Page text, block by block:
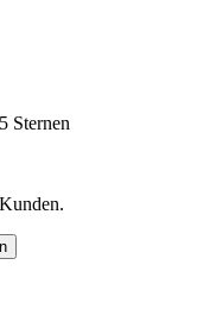
Sternen